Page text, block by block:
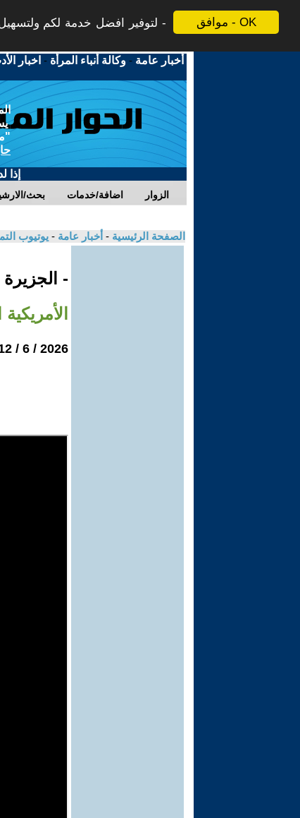
موافق - OK
لتوفير افضل خدمة لكم
أخبار عامة -وكالة أنباء المرأة - اخبار
إذا
بحث/ اضافة/خدمات الزوار
الصفحة الرئيسية - أخبار عامة - يوتيوب
- الجزيرة
الأمريكية
2026 / 6 / 12